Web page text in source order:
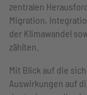
zentralen
Migration,
der Klimawandel
zählten.
Mit Blick auf die
Auswirkungen auf